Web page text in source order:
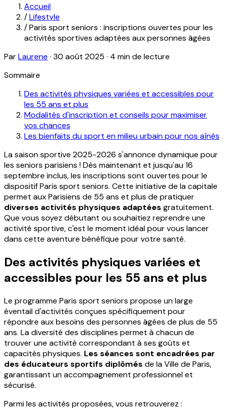
Accueil
/Lifestyle
/Paris sport seniors : inscriptions ouvertes pour les
activités sportives adaptées aux personnes âgées
ParLaurene · 30 août 2025 · 4 min de lecture
Sommaire
Des activités physiques variées et accessibles pour
les 55 ans et plus
Modalités d'inscription et conseils pour maximiser
vos chances
Les bienfaits du sport en milieu urbain pour nos aînés
La saison sportive 2025-2026 s'annonce dynamique pour
les seniors parisiens ! Dès maintenant et jusqu'au 16
septembre inclus, les inscriptions sont ouvertes pour le
dispositif Paris sport seniors. Cette initiative de la capitale
permet aux Parisiens de 55 ans et plus de pratiquer
diverses activités physiques adaptées gratuitement.
Que vous soyez débutant ou souhaitiez reprendre une
activité sportive, c'est le moment idéal pour vous lancer
dans cette aventure bénéfique pour votre santé.
Des activités physiques variées et
accessibles pour les 55 ans et plus
Le programme Paris sport seniors propose un large
éventail d'activités conçues spécifiquement pour
répondre aux besoins des personnes âgées de plus de 55
ans. La diversité des disciplines permet à chacun de
trouver une activité correspondant à ses goûts et
capacités physiques. Les séances sont encadrées par
des éducateurs sportifs diplômés de la Ville de Paris,
garantissant un accompagnement professionnel et
sécurisé.
Parmi les activités proposées, vous retrouverez :